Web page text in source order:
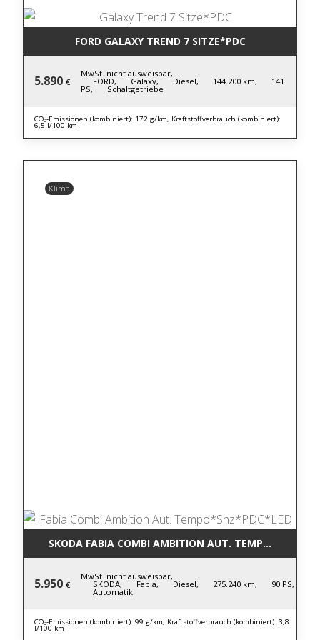
FORD GALAXY TREND 7 SITZE*PDC
5.890 €
MwSt. nicht ausweisbar,
FORD, Galaxy, Diesel, 144.200 km, 141
PS, Schaltgetriebe
CO₂-Emissionen (kombiniert): 172 g/km, Kraftstoffverbrauch (kombiniert):
6,5 l/100 km
Klima
SKODA FABIA COMBI AMBITION AUT.
5.950 €
MwSt. nicht ausweisbar,
SKODA, Fabia, Diesel, 275.240 km, 90 PS,
Automatik
CO₂-Emissionen (kombiniert): 99 g/km, Kraftstoffverbrauch (kombiniert): 3,8
l/100 km